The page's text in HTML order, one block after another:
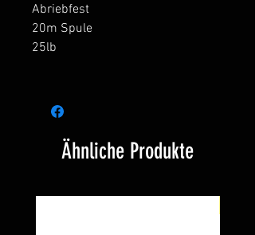
Abriebfest
20m Spule
25lb
Ähnliche Produkte